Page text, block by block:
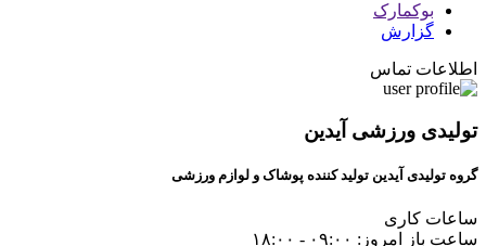
بوکمارک
گزارش
اطلاعات تماس
تولیدی ورزشی آیدین
گروه تولیدی آیدین تولید کننده پوشاک و لوازم ورزشی
ساعات کاری
ساعت باز امروز: ۰۹:۰۰ - ۱۸:۰۰